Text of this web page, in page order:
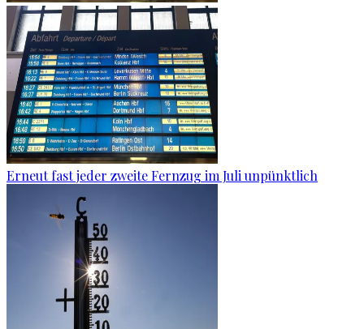
Erneut fast jeder zweite Fernzug im Juli unpünktlich